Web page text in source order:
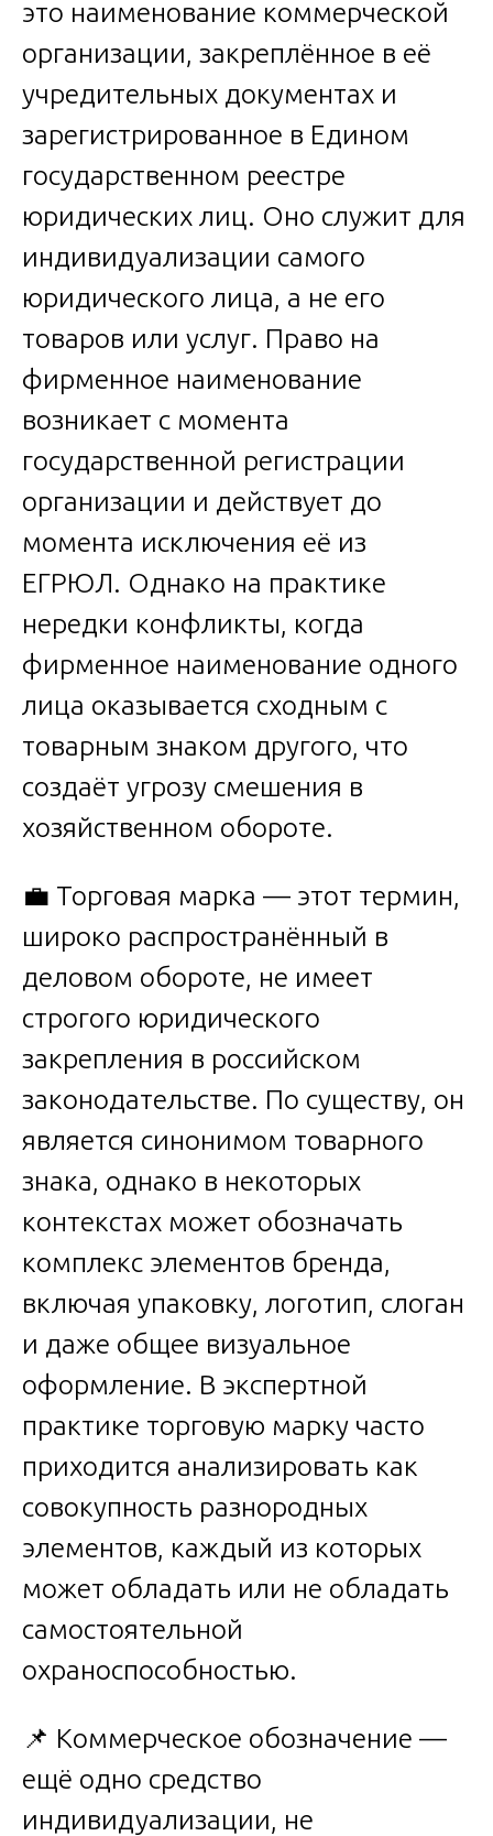
это наименование коммерческой
организации, закреплённое в её
учредительных документах и
зарегистрированное в Едином
государственном реестре
юридических лиц. Оно служит для
индивидуализации самого
юридического лица, а не его
товаров или услуг. Право на
фирменное наименование
возникает с момента
государственной регистрации
организации и действует до
момента исключения её из
ЕГРЮЛ. Однако на практике
нередки конфликты, когда
фирменное наименование одного
лица оказывается сходным с
товарным знаком другого, что
создаёт угрозу смешения в
хозяйственном обороте.
💼 Торговая марка — этот термин,
широко распространённый в
деловом обороте, не имеет
строгого юридического
закрепления в российском
законодательстве. По существу, он
является синонимом товарного
знака, однако в некоторых
контекстах может обозначать
комплекс элементов бренда,
включая упаковку, логотип, слоган
и даже общее визуальное
оформление. В экспертной
практике торговую марку часто
приходится анализировать как
совокупность разнородных
элементов, каждый из которых
может обладать или не обладать
самостоятельной
охраноспособностью.
📌 Коммерческое обозначение —
ещё одно средство
индивидуализации, не